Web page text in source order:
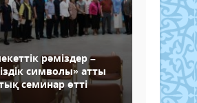
рәміздер –
символы» атты
семинар өтті